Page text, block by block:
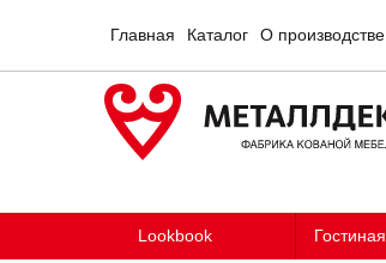
Главная Каталог О производстве
Lookbook Гостиная